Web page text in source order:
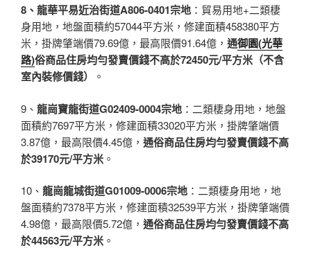
8、龍華平易近治街道A806-0401宗地 ：貿易用地+二類棲
身用地，地盤面積約57044平方米，修建面積458380平方
米，掛牌肇端價79.69億，最高限價91.64億， 通御園(光華
路)俗商品住房均勻發賣價錢不高於72450元/平方米（不含
室內裝修價錢）
。
9、 龍崗寶龍街道G02409-0004宗地 ：二類棲身用地，地盤
面積約7697平方米，修建面積33020平方米，掛牌肇端價
3.87億，最高限價4.45億， 通俗商品住房均勻發賣價錢不高
於39170元/平方米 。
10、 龍崗龍城街道G01009-0006宗地 ：二類棲身用地，地
盤面積約7378平方米，修建面積32539平方米，掛牌肇端價
4.98億，最高限價5.72億， 通俗商品住房均勻發賣價錢不高
於44563元/平方米 。